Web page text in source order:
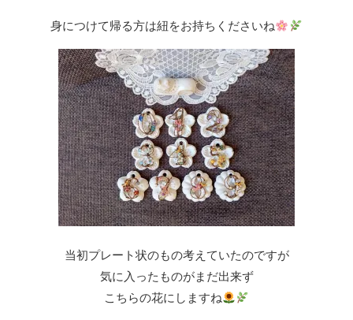
身につけて帰る方は紐をお持ちくださいね
当初プレート状のもの考えていたのですが
気に入ったものがまだ出来ず
こちらの花にしますね